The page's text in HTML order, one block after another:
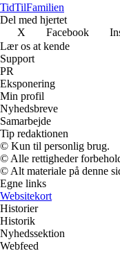
TidTilFamilien
Del med hjertet
X
Facebook
Lær os at kende
Support
PR
Eksponering
Min profil
Nyhedsbreve
Samarbejde
Tip redaktionen
© Kun til personlig brug.
© Alle rettigheder
© Alt materiale på denne
Egne links
Websitekort
Historier
Historik
Nyhedssektion
Webfeed